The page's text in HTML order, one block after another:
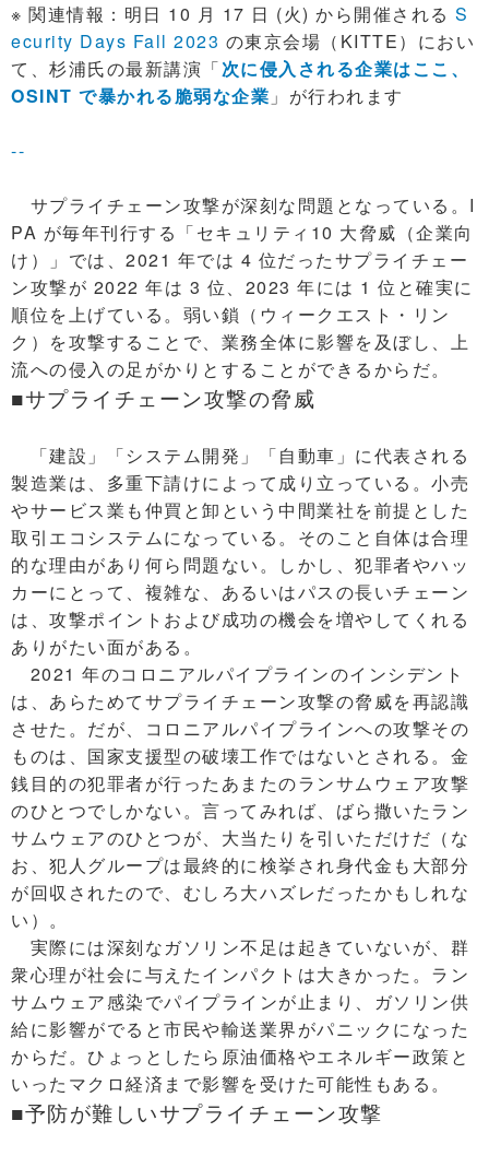
※ 関連情報：明日 10 月 17 日 (火) から開催される S
ecurity Days Fall 2023 の東京会場（KITTE）におい
て、杉浦氏の最新講演「次に侵入される企業はここ、
OSINT で暴かれる脆弱な企業 」が行われます
--
サプライチェーン攻撃が深刻な問題となっている。I
PA が毎年刊行する「セキュリティ10 大脅威（企業向
け）」では、2021 年では 4 位だったサプライチェー
ン攻撃が 2022 年は 3 位、2023 年には 1 位と確実に
順位を上げている。弱い鎖（ウィークエスト・リン
ク）を攻撃することで、業務全体に影響を及ぼし、上
流への侵入の足がかりとすることができるからだ。
■サプライチェーン攻撃の脅威
「建設」「システム開発」「自動車」に代表される
製造業は、多重下請けによって成り立っている。小売
やサービス業も仲買と卸という中間業社を前提とした
取引エコシステムになっている。そのこと自体は合理
的な理由があり何ら問題ない。しかし、犯罪者やハッ
カーにとって、複雑な、あるいはパスの長いチェーン
は、攻撃ポイントおよび成功の機会を増やしてくれる
ありがたい面がある。
2021 年のコロニアルパイプラインのインシデント
は、あらためてサプライチェーン攻撃の脅威を再認識
させた。だが、コロニアルパイプラインへの攻撃その
ものは、国家支援型の破壊工作ではないとされる。金
銭目的の犯罪者が行ったあまたのランサムウェア攻撃
のひとつでしかない。言ってみれば、ばら撒いたラン
サムウェアのひとつが、大当たりを引いただけだ（な
お、犯人グループは最終的に検挙され身代金も大部分
が回収されたので、むしろ大ハズレだったかもしれな
い）。
実際には深刻なガソリン不足は起きていないが、群
衆心理が社会に与えたインパクトは大きかった。ラン
サムウェア感染でパイプラインが止まり、ガソリン供
給に影響がでると市民や輸送業界がパニックになった
からだ。ひょっとしたら原油価格やエネルギー政策と
いったマクロ経済まで影響を受けた可能性もある。
■予防が難しいサプライチェーン攻撃